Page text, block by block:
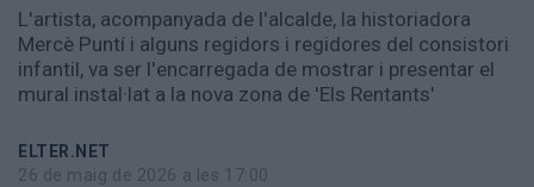
empresa
Cultura
Esports
Manlleu
L'artista, acompanyada de l'alcalde, la historiadora
Mercè Puntí i alguns regidors i regidores del consistori
infantil, va ser l'encarregada de mostrar i presentar el
mural instal·lat a la nova zona de 'Els Rentants'
ELTER.NET
26 de maig de 2026 a les 17:00